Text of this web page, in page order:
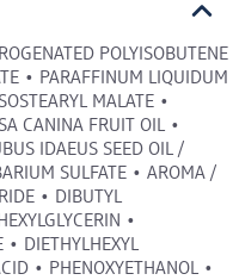
POLYISOBUTENE
• PARAFFINUM LIQUIDUM
MALATE •
CANINA FRUIT OIL •
IDAEUS SEED OIL /
SULFATE • AROMA /
• DIBUTYL
•
• DIETHYLHEXYL
• PHENOXYETHANOL •